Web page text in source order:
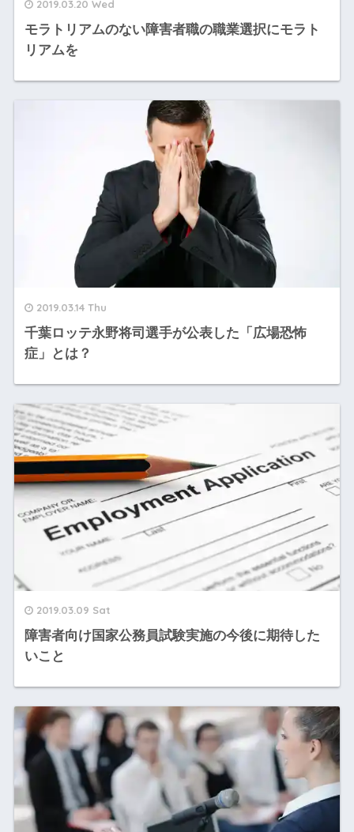
2019.03.20 Wed
モラトリアムのない障害者職の職業選択にモラト
リアムを
2019.03.14 Thu
千葉ロッテ永野将司選手が公表した「広場恐怖
症」とは？
2019.03.09 Sat
障害者向け国家公務員試験実施の今後に期待した
いこと